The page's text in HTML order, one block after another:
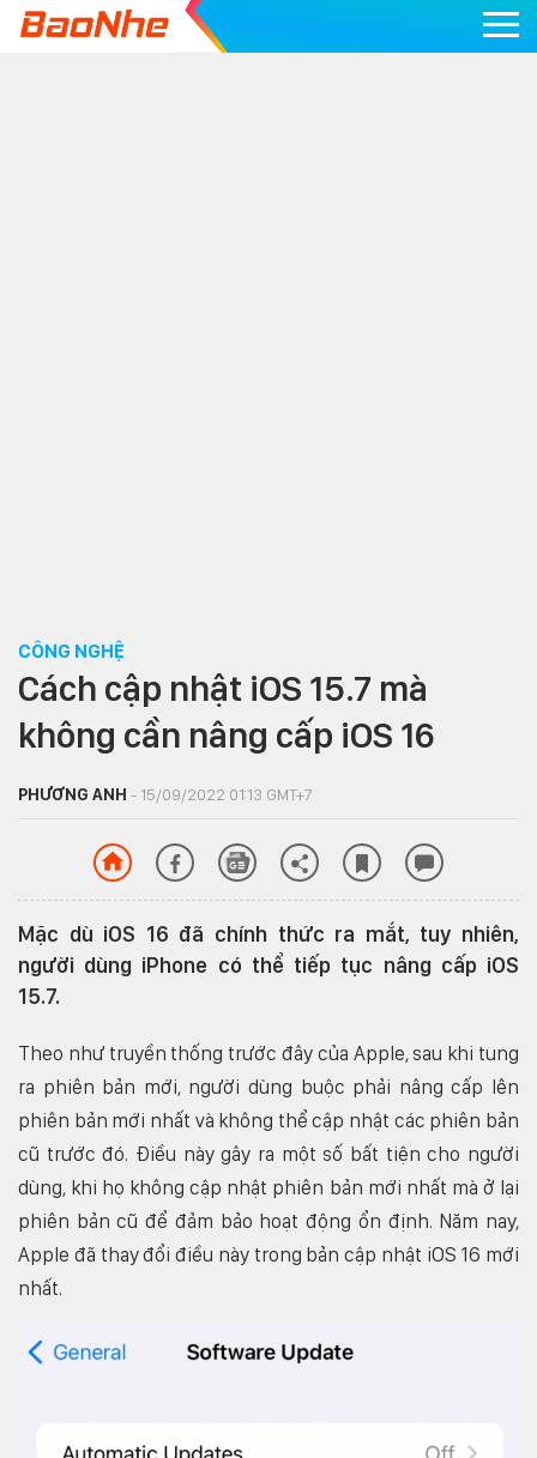
CÔNG NGHỆ
Cách cập nhật iOS 15.7 mà
không cần nâng cấp iOS 16
PHƯƠNG ANH - 15/09/2022 01:13 GMT+7
Mặc dù iOS 16 đã chính thức ra mắt, tuy nhiên,
người dùng iPhone có thể tiếp tục nâng cấp iOS
15.7.
Theo như truyền thống trước đây của Apple, sau khi tung
ra phiên bản mới, người dùng buộc phải nâng cấp lên
phiên bản mới nhất và không thể cập nhật các phiên bản
cũ trước đó. Điều này gây ra một số bất tiện cho người
dùng, khi họ không cập nhật phiên bản mới nhất mà ở lại
phiên bản cũ để đảm bảo hoạt động ổn định. Năm nay,
Apple đã thay đổi điều này trong bản cập nhật iOS 16 mới
nhất.